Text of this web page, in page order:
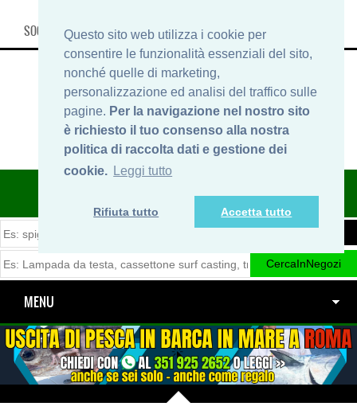
Questo sito web utilizza i cookie per
consentire le funzionalità essenziali del sito,
nonché quelle di marketing,
personalizzazione ed analisi del traffico sulle
pagine. Per la navigazione nel nostro sito
è richiesto il tuo consenso alla nostra
politica di raccolta dati e gestione dei
cookie. Leggi tutto
Rifiuta tutto Accetta tutto
SOCIAL, INFO & SHOP
ITINERARIDIPESCA.IT
MENU